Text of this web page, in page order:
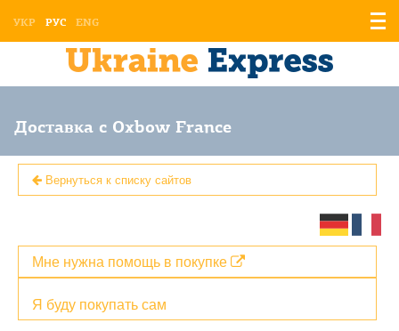
УКР РУС ENG
Доставка с Oxbow France
Вернуться к списку сайтов
Я буду покупать сам
Мне нужна помощь в покупке